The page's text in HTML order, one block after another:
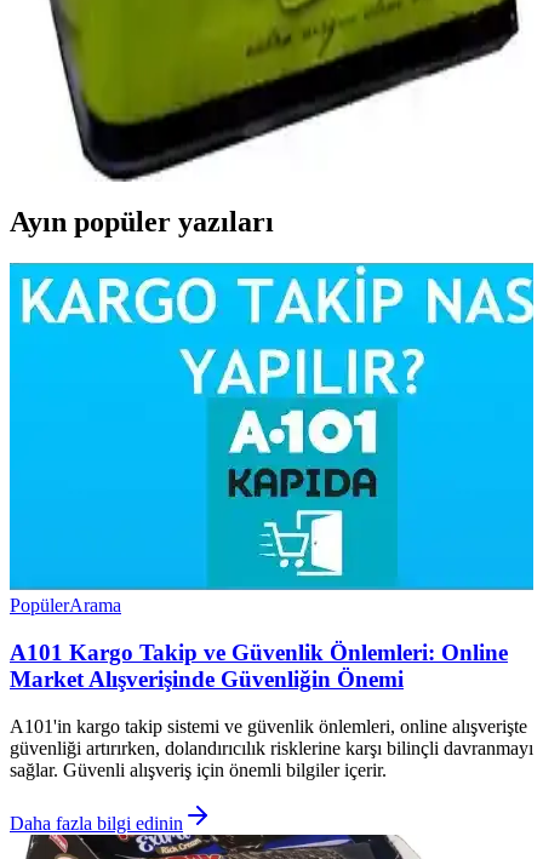
Ayvalık Zeytinyağı Fiyatları Güncel Durum ve
Piyasa Analizi Raporu
Ayvalık zeytinyağı fiyatları ve piyasa koşulları hakkında güncel
bilgiler, üretim faktörleri ve ekonomik etkilerle ilgili kapsamlı analiz
Ayın popüler yazıları
PopülerArama
A101 Kargo Takip ve Güvenlik Önlemleri: Online
Market Alışverişinde Güvenliğin Önemi
A101'in kargo takip sistemi ve güvenlik önlemleri, online alışverişte
güvenliği artırırken, dolandırıcılık risklerine karşı bilinçli davranmayı
sağlar. Güvenli alışveriş için önemli bilgiler içerir.
Daha fazla bilgi edinin